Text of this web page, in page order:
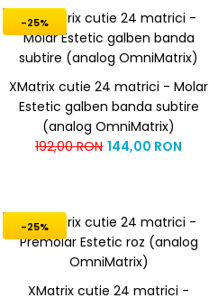
-25%
XMatrix cutie 24 matrici - Molar
Estetic galben banda subtire
(analog OmniMatrix)
192,00 RON 144,00 RON
-25%
XMatrix cutie 24 matrici -